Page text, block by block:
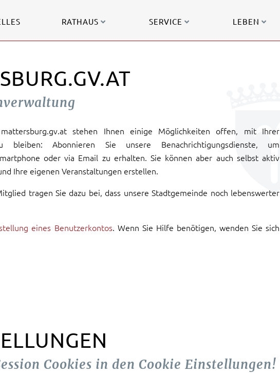
RATHAUS SERVICE LEBEN
stehen Ihnen einige Möglichkeiten offen, mit Ihrer
bleiben: Abonnieren Sie unsere Benachrichtigungsdienste, um
oder via Email zu erhalten. Sie können aber auch selbst aktiv
Ihre eigenen Veranstaltungen erstellen.
tragen Sie dazu bei, dass unsere Stadtgemeinde noch lebenswerter
eines Benutzerkontos. Wenn Sie Hilfe benötigen, wenden Sie sich
Cookies in den Cookie Einstellungen!